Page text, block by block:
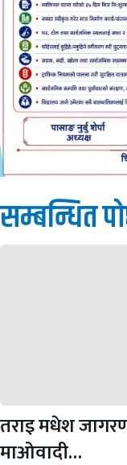
सम्बन्धित
तराइ मधेश
माओवादी…